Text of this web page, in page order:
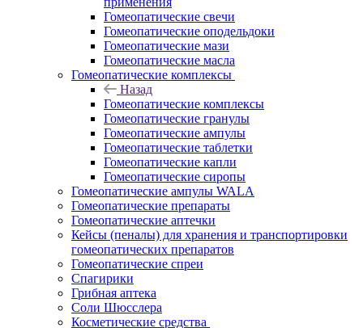
Гомеопатические свечи
Гомеопатические оподельдоки
Гомеопатические мази
Гомеопатические масла
Гомеопатические комплексы
Назад
Гомеопатические комплексы
Гомеопатические гранулы
Гомеопатические ампулы
Гомеопатические таблетки
Гомеопатические капли
Гомеопатические сиропы
Гомеопатические ампулы WALA
Гомеопатические препараты
Гомеопатические аптечки
Кейсы (пеналы) для хранения и транспортировки
гомеопатических препаратов
Гомеопатические спреи
Спагирики
Грибная аптека
Соли Шюсслера
Косметические средства